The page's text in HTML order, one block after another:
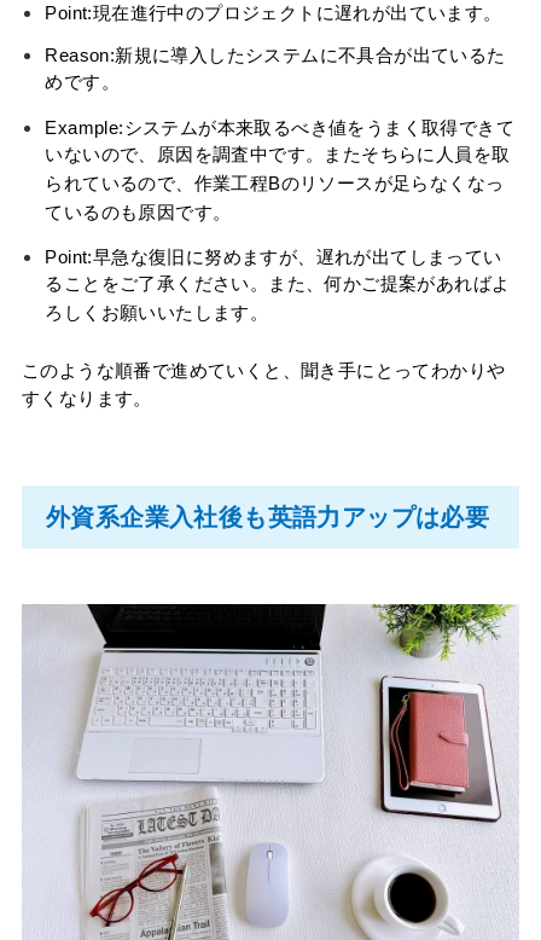
Point:現在進行中のプロジェクトに遅れが出ています。
Reason:新規に導入したシステムに不具合が出ているた
めです。
Example:システムが本来取るべき値をうまく取得できて
いないので、原因を調査中です。またそちらに人員を取
られているので、作業工程Bのリソースが足らなくなっ
ているのも原因です。
Point:早急な復旧に努めますが、遅れが出てしまってい
ることをご了承ください。また、何かご提案があればよ
ろしくお願いいたします。
このような順番で進めていくと、聞き手にとってわかりや
すくなります。
外資系企業入社後も英語力アップは必要